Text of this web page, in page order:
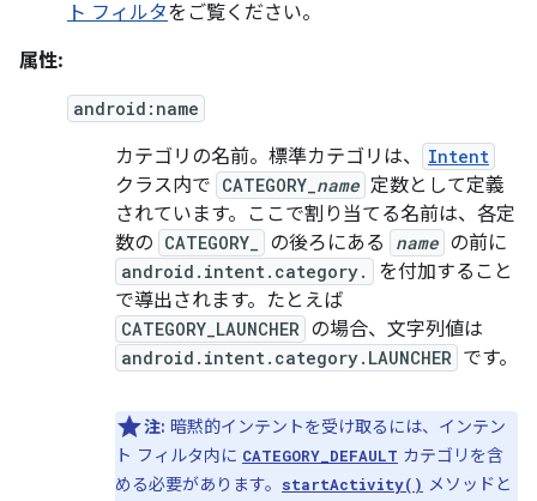
ト フィルタをご覧ください。
属性:
android:name
カテゴリの名前。標準カテゴリは、 Intent
クラス内で CATEGORY_ name 定数として定義
されています。ここで割り当てる名前は、各定
数の CATEGORY_ の後ろにある name の前に
android.intent.category.
を付加すること
で導出されます。たとえば
CATEGORY_LAUNCHER の場合、文字列値は
android.intent.category.LAUNCHER です。
注: 暗黙的インテントを受け取るには、インテン
ト フィルタ内に CATEGORY_DEFAULT カテゴリを含
める必要があります。
startActivity() メソッドと